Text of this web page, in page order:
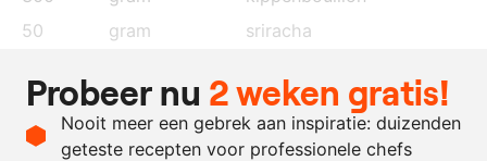
50
gram
sriracha
15
gram
mirin
25
gram
gochujang
Probeer nu 2 weken gratis!
Nooit meer een gebrek aan inspiratie: duizenden
geteste recepten voor professionele chefs